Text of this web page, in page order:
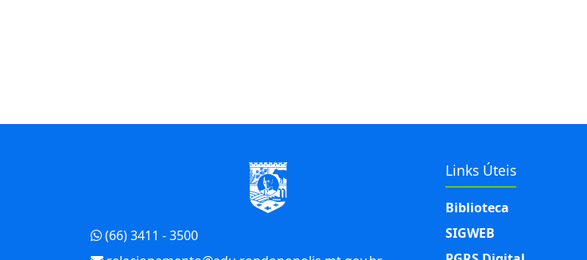
(66) 3411 - 3500
Links Úteis
Biblioteca
SIGWEB